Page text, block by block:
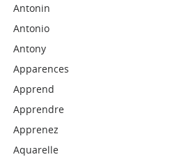
Antonin
Antonio
Antony
Apparences
Apprend
Apprendre
Apprenez
Aquarelle